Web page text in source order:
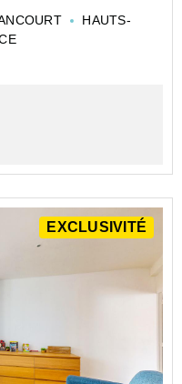
ProximitéHAUTS-
EXCLUSIVITÉ